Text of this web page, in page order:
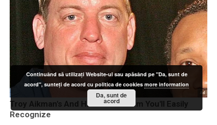
Continuând să utilizați Website-ul sau apăsând pe "Da, sunt de
acord", sunteți de acord cu politica de cookiesmore information
Da, sunt de
acord